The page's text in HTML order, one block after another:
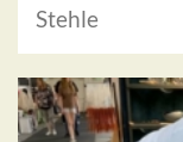
Stehle